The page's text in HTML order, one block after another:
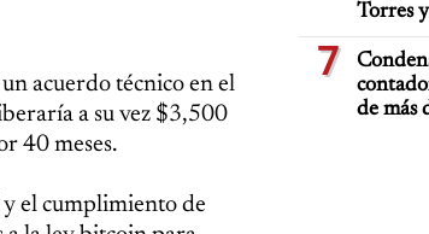
acuerdo técnico en el
a su vez $3,500
40 meses.
el cumplimiento de
Torres
7
de más